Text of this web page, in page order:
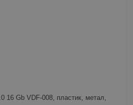
16 Gb VDF-008, пластик, метал,